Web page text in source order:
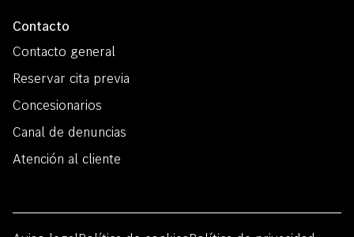
Contacto
Contacto general
Reservar cita previa
Concesionarios
Canal de denuncias
Atención al cliente